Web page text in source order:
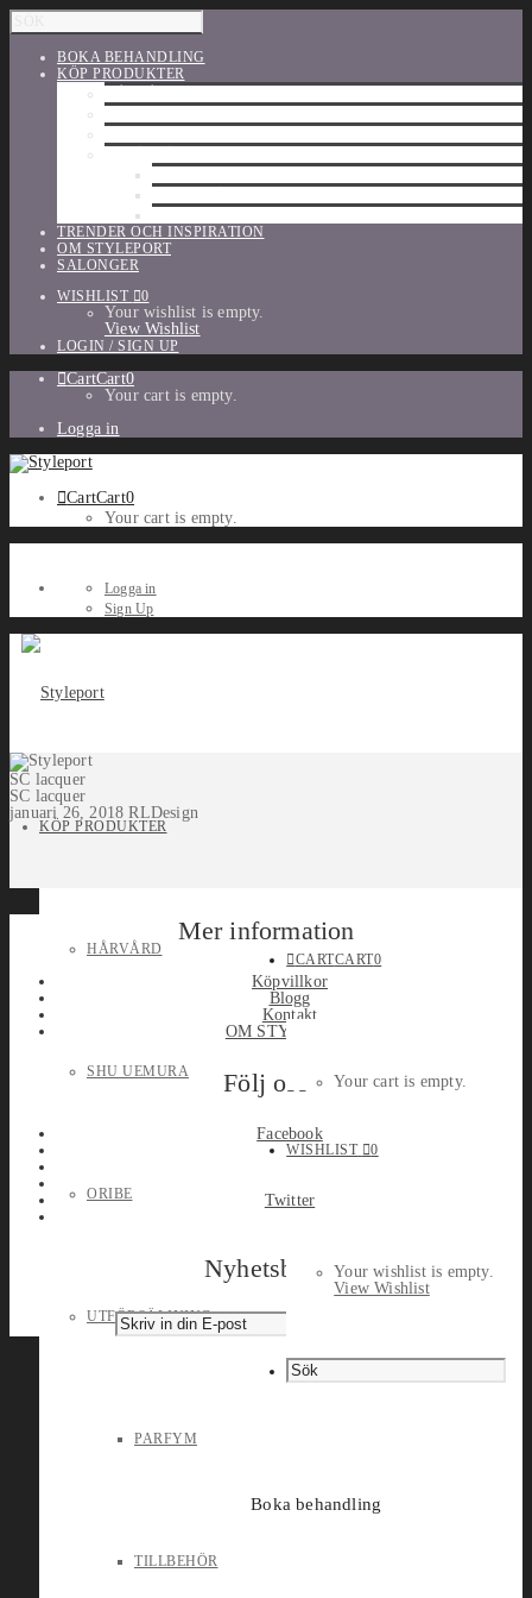
BOKA BEHANDLING
KÖP PRODUKTER
TRENDER OCH INSPIRATION
OM STYLEPORT
SALONGER
WISHLIST
0
Your wishlist is empty.
View Wishlist
LOGIN / SIGN UP
CartCart0
Your cart is empty.
Logga in
CartCart0
Your cart is empty.
Logga in
Sign Up
KÖP PRODUKTER
HÅRVÅRD
SHU UEMURA
ORIBE
UTFÖRSÄLJNING
PARFYM
TILLBEHÖR
CARTCART0
Your cart is empty.
WISHLIST 0
Your wishlist is empty.
View Wishlist
Boka behandling
SC lacquer
SC lacquer
januari 26, 2018 RLDesign
Mer information
Köpvillkor
Blogg
Kontakt
OM STYLEPORT
Följ oss
Facebook
Twitter
Nyhetsbrev